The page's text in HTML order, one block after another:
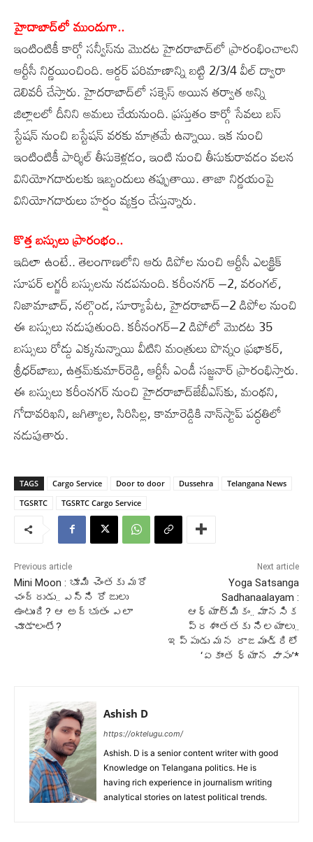
హైదాబాద్‌లో ముందుగా..
ఇంటింటికీ కార్గో సన్వీస్‌ను మొదట హైదరాబాద్‌లో ప్రారంభించాలని
ఆర్టీసీ నిర్ణయించింది. ఆర్డర్‌ పరిమాణాన్ని బట్టి 2/3/4 వీల్‌ ద్వారా
డెలివరీ చేస్తారు. హైదరాబాద్‌లో సక్సెస్‌ అయిన తర్వాత అన్ని
జిల్లాలలో దీనిని అమలు చేయనుంది. ప్రస్తుతం కార్గో సేవలు బస్‌
స్టేషన్‌ నుంచి బస్టేషన్‌ వరకు మాత్రమే ఉన్నాయి. ఇక నుంచి
ఇంటింటికీ పార్శిల్‌ తీసుకెళ్లడం, ఇంటి నుంచి తీసుకురావడం వలన
వినియోగదారులకు ఇబ్బందులు తప్పుతాయి. తాజా నిర్ణయంపై
వినియోగదారులు హర్షం వ్యక్తం చేస్తున్నారు.
కొత్త బస్సులు ప్రారంభం..
ఇదిలా ఉంటే.. తెలంగాణలోని ఆరు డిపోల నుంచి ఆర్టీసీ ఎలక్ట్రిక్‌
సూపర్‌ లగ్జరీ బస్సులను నడపనుంది. కరీంనగర్‌ –2, వరంగల్,
నిజామాబాద్, నల్గొండ, సూర్యాపేట, హైదరాబాద్‌–2 డిపోల నుంచి
ఈ బస్సులు నడుపుతుంది. కరీనంగర్‌–2 డిపోలో మొదట 35
బస్సులు రోడ్డు ఎక్కనున్నాయి వీటిని మంత్రులు పొన్నం ప్రభాకర్,
శ్రీధర్‌బాబు, ఉత్తమ్‌కుమార్‌రెడ్డి, ఆర్టీసీ ఎండీ సజ్జనార్‌ ప్రారంభిస్తారు.
ఈ బస్సులు కరీంనగర్‌ నుంచి హైదరాబాద్‌జేబీఎస్‌కు, మంథని,
గోదావరిఖని, జగిత్యాల, సిరిసిల్ల, కామారెడ్డికి నాన్‌స్టాప్‌ పద్ధతిలో
నడుపుతారు.
TAGS Cargo Service Door to door Dussehra
Telangana News
TGSRTC
TGSRTC Cargo Service
Previous article
Mini Moon : భూమి చెంతకు మరో
చంద్రుడు.. ఎన్ని రోజులు
ఉంటుంది? ఆ అద్భుతం ఎలా
చూడాలంటే?
Next article
Yoga Satsanga
Sadhanaalayam :
ఆధ్యాత్మికం.. మానసిక
ప్రశాంతతకు నిలయాలు..
ఇప్పుడు మన రాజమండ్రిలో
‘ఏకాంత ధ్యాన వాసం’*
Ashish D
https://oktelugu.com/
Ashish. D is a senior content writer with good
Knowledge on Telangana politics. He is
having rich experience in journalism writing
analytical stories on latest political trends.